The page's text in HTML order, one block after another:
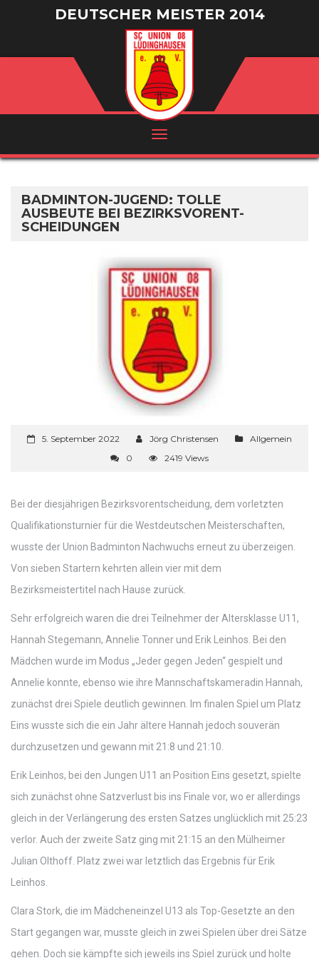
DEUTSCHER MEISTER 2014
/ VIZEMEISTER 2016
BADMINTON-JUGEND: TOLLE
AUSBEUTE BEI BEZIRKSVORENT-
SCHEIDUNGEN
5. September 2022 Jörg Christensen
Allgemein
0
2419 Views
Bei der diesjährigen Bezirksvorentscheidung, dem vorletzten
Qualifikationsturnier für die Westdeutschen Meisterschaften,
wusste der Union Badminton Nachwuchs erneut zu überzeigen.
Von sieben Startern kehrten allein vier mit dem
Bezirksmeistertitel nach Hause zurück.
Sehr erfolgreich waren die drei Teilnehmer der Altersklasse U11,
Hannah Stegemann, Annelie Tonner und Erik Leinhos. Bei den
Mädchen wurde im Modus „Jeder gegen Jeden“ gespielt und
Annelie konnte, ebenso wie ihre Mannschaftskameradin Hannah,
zunächst drei Spiele deutlich gewinnen. Im finalen Spiel um Platz
Eins wusste sich die ein Jahr ältere Hannah jedoch souverän
durchzusetzen und gewann mit 21:8 und 21:10.
Erik Leinhos, bei den Jungen U11 an Position Eins gesetzt, spielte
sich zunächst ohne Satzverlust bis ins Finale vor, wo er allerdings
gleich in der Verlängerung des ersten Satzes unglücklich mit 25:23
verlor. Auch der zweite Satz ging mit 21:15 an den Mülheimer
Julian Olthoff. Platz zwei war letztlich das Ergebnis für Erik
Leinhos.
Clara Stork, die im Mädcheneinzel U13 als Top-Gesetzte an den
Start gegangen war, musste gleich in zwei Spielen über drei Sätze
gehen. Doch sie kämpfte sich jeweils ins Spiel zurück und holte